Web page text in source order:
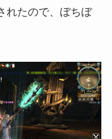
れたので、ぼちぼ